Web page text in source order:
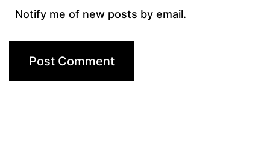
Notify me of new posts by email.